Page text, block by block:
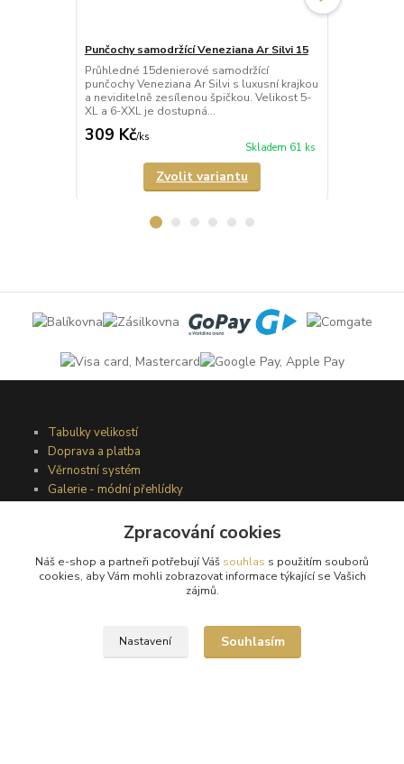
Punčochy samodržící Veneziana Ar Silvi 15
Průhledné 15denierové samodržící
punčochy Veneziana Ar Silvi s luxusní krajkou
a neviditelně zesílenou špičkou. Velikost 5-
XL a 6-XXL je dostupná...
309 Kč/ks
Skladem 61 ks
Zvolit variantu
Tabulky velikostí
Doprava a platba
Věrnostní systém
Galerie - módní přehlídky
Podmínky užití webového rozhraní
Obchodní podmínky
Zpracování cookies
Náš e-shop a partneři potřebují Váš souhlas s použitím souborů
cookies, aby Vám mohli zobrazovat informace týkající se Vašich
zájmů.
Nastavení Souhlasím